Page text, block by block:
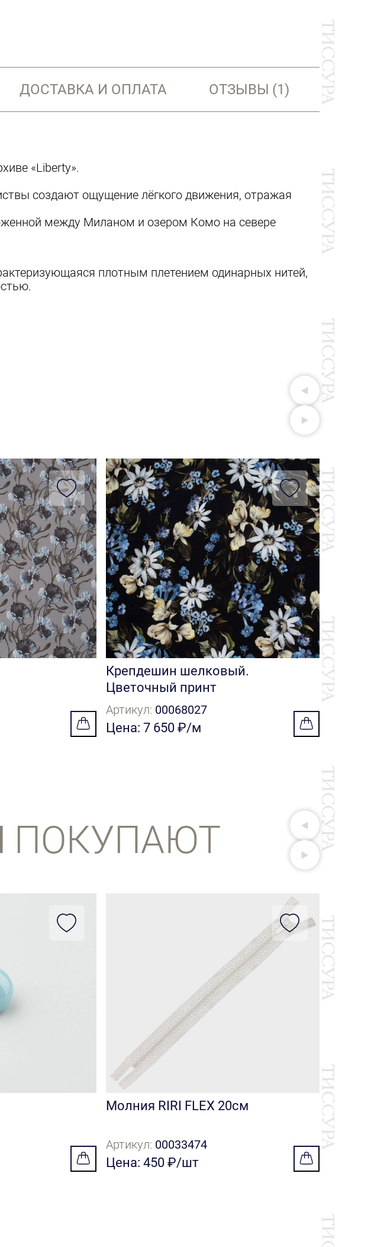
ДОСТАВКА И ОПЛАТА ОТЗЫВЫ (1)
«Liberty».
создают ощущение лёгкого движения, отражая
между Миланом и озером Комо на севере
плотным плетением одинарных нитей,
Крепдешин шелковый.
Цветочный принт
Артикул: 00068027
Цена: 7 650 ₽/м
Артикул:
Цена: 19
ПОКУПАЮТ
Молния RIRI FLEX 20см
Артикул: 00033474
Цена: 450 ₽/шт
35854
Артикул:
Цена: